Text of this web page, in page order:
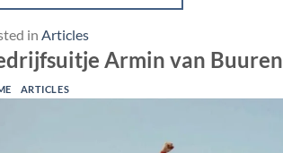
in Articles
Armin van Buuren
ARTICLES